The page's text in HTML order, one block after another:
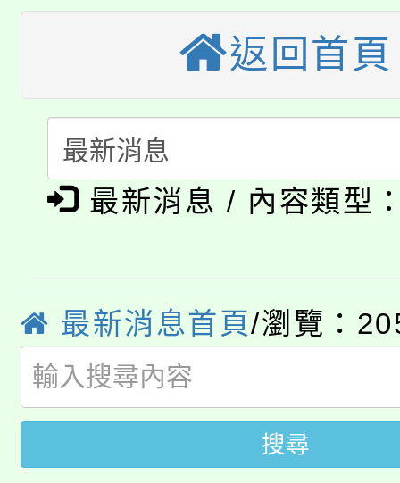
視費優惠，中低收入戶
半價優惠，詳情可洽有
者。
大園自造教育及科技中
份教師增能研習
大溪自造教育及科技
份教師研習
淨零綠生活教案入校路
會
115年食農教育專業人
程
「本色祭」8/29、30在
局官網。
8月14至27日，桃園電
開!
115年桃園市運動會8/
田徑場及游泳池舉行。
桃園市低收入戶享有免
視費優惠，中低收入戶
大園自造教育及科技中
返回首頁
最新消息 / 內容類型
最新消息首頁/瀏覽：
搜尋